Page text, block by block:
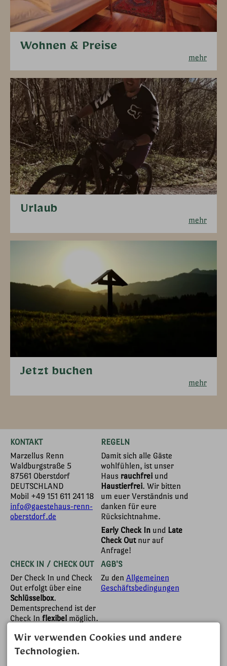
Wohnen & Preise
mehr
Urlaub
mehr
Jetzt buchen
mehr
KONTAKT
Marzellus Renn
Waldburgstraße 5
87561 Oberstdorf
DEUTSCHLAND
Mobil +49 151 611 241 18
info@gaestehaus-renn-
oberstdorf.de
REGELN
Damit sich alle Gäste
wohlfühlen, ist unser
Haus rauchfreiund
Haustierfrei. Wir bitten
um euer Verständnis und
danken für eure
Rücksichtnahme.
Early Check Inund Late
Check Outnur auf
Anfrage!
CHECK IN / CHECK OUT
Der Check In und Check
Out erfolgt über eine
Schlüsselbox.
Dementsprechend ist der
Check In flexibel möglich.
Gäste ihr Apartment
zeitgerecht beziehen
können, bitte ich Sie die
AGB'S
Zu den Allgemeinen
Geschäftsbedingungen
Wir verwenden Cookies und andere
Technologien.